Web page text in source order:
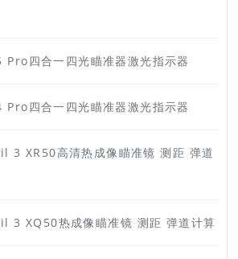
四合一四光瞄准器激光指示器
四合一四光瞄准器激光指示器
3 XR50高清热成像瞄准镜 测距 弹道
3 XQ50热成像瞄准镜 测距 弹道计算